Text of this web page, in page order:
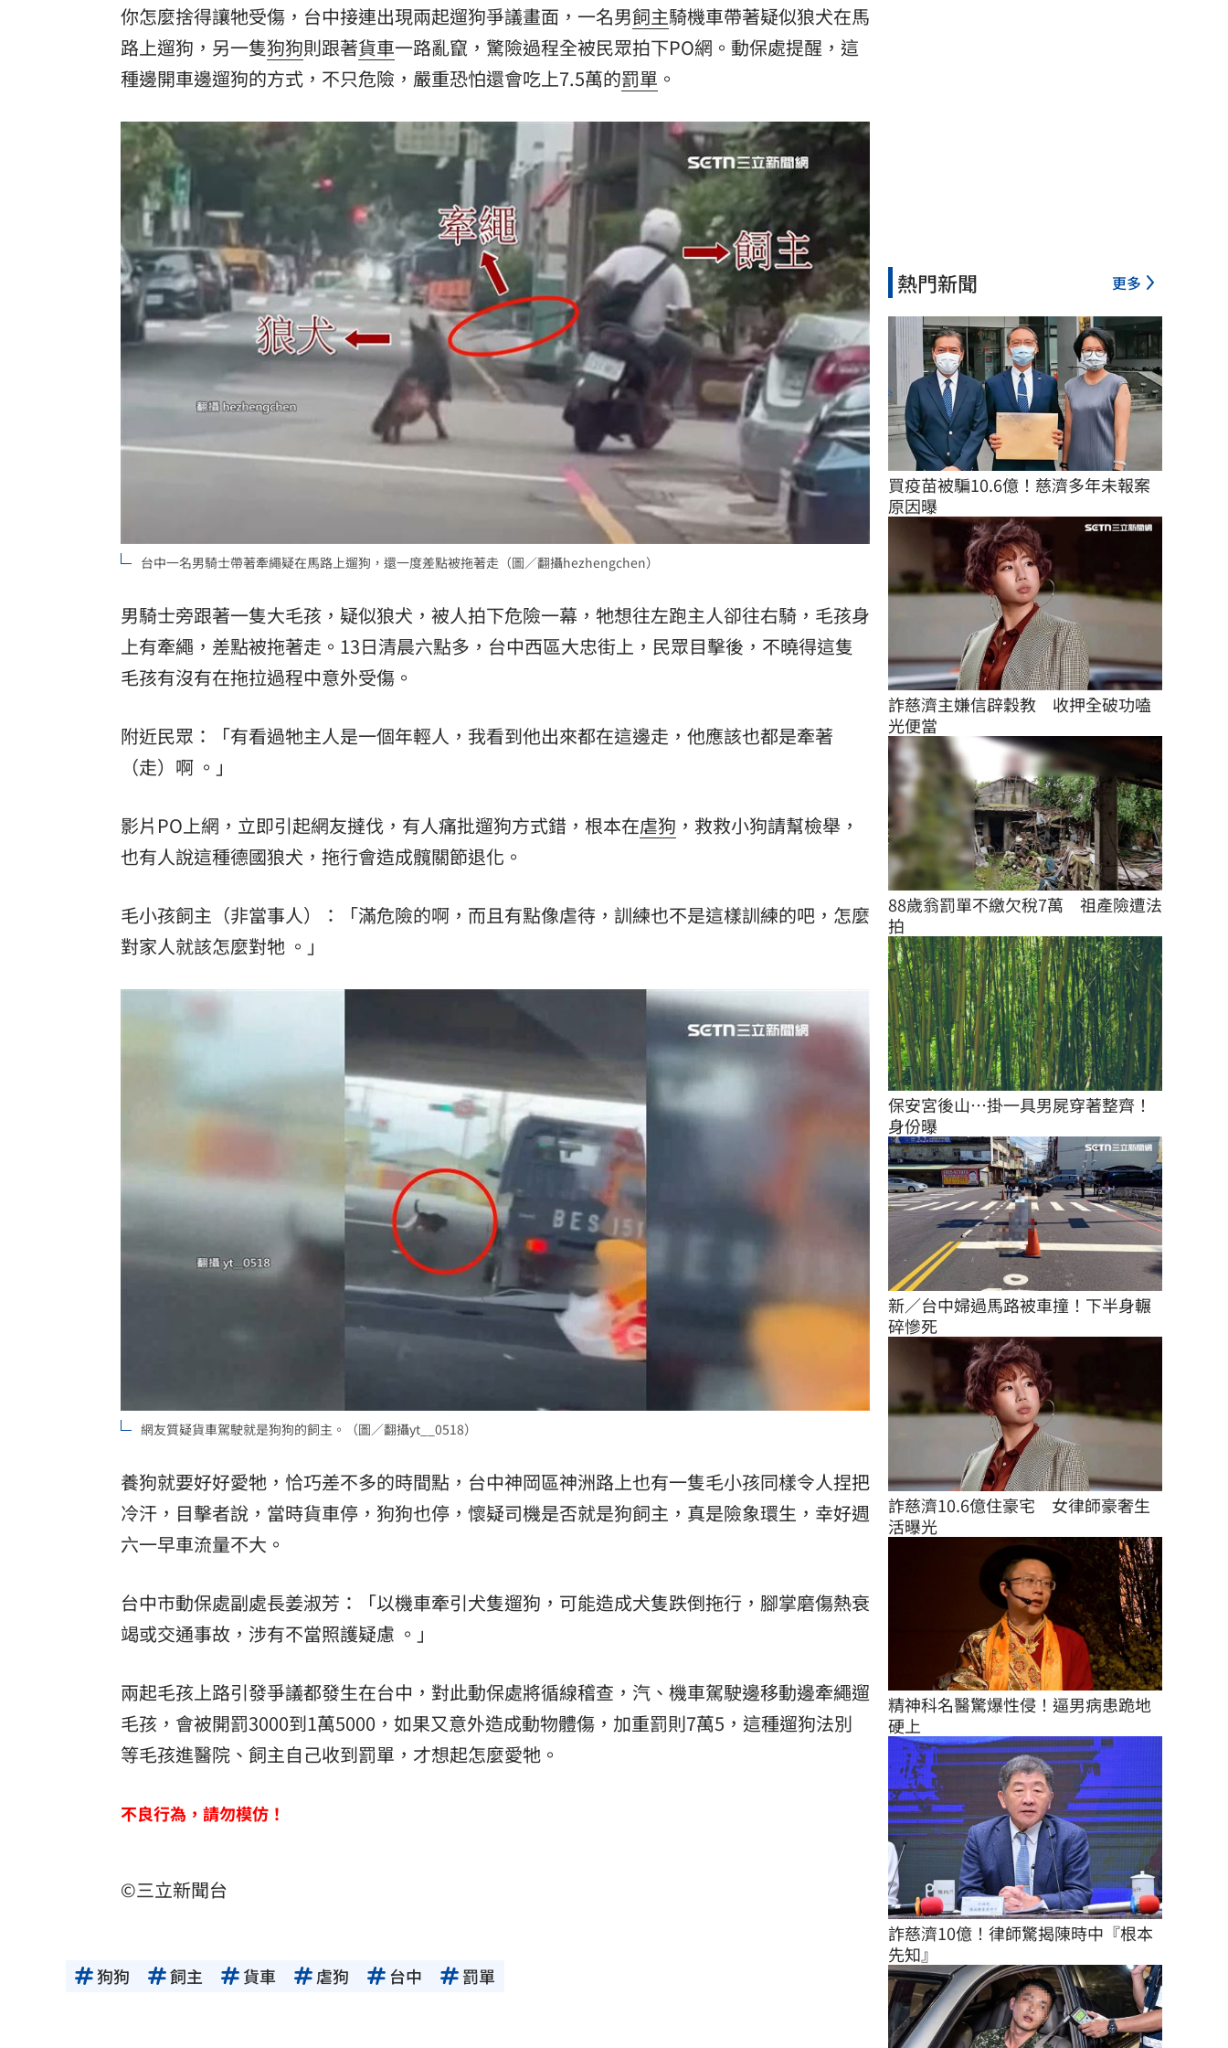
8國球員齊聚高雄 Formosa 7s掀足球熱潮 10:00
理想混蛋號召粉絲跨海追星吃美食！ 18:15
你怎麼捨得讓牠受傷，台中接連出現兩起遛狗爭議畫面，一名男飼主騎機車帶著疑似狼犬在馬
路上遛狗，另一隻狗狗則跟著貨車一路亂竄，驚險過程全被民眾拍下PO網。動保處提醒，這
種邊開車邊遛狗的方式，不只危險，嚴重恐怕還會吃上7.5萬的罰單 。
台中一名男騎士帶著牽繩疑在馬路上遛狗，還一度差點被拖著走（圖／翻攝hezhengchen）
男騎士旁跟著一隻大毛孩，疑似狼犬，被人拍下危險一幕，牠想往左跑主人卻往右騎，毛孩身
上有牽繩，差點被拖著走。13日清晨六點多，台中西區大忠街上，民眾目擊後，不曉得這隻
毛孩有沒有在拖拉過程中意外受傷。
附近民眾：「有看過牠主人是一個年輕人，我看到他出來都在這邊走，他應該也都是牽著
（走）啊 。」
影片PO上網，立即引起網友撻伐，有人痛批遛狗方式錯，根本在虐狗 ，救救小狗請幫檢舉，
也有人說這種德國狼犬，拖行會造成髖關節退化。
毛小孩飼主（非當事人）：「滿危險的啊，而且有點像虐待，訓練也不是這樣訓練的吧，怎麼
對家人就該怎麼對牠 。」
網友質疑貨車駕駛就是狗狗的飼主。（圖／翻攝yt__0518）
養狗就要好好愛牠，恰巧差不多的時間點，台中神岡區神洲路上也有一隻毛小孩同樣令人捏把
冷汗，目擊者說，當時貨車停，狗狗也停，懷疑司機是否就是狗飼主，真是險象環生，幸好週
六一早車流量不大。
台中市動保處副處長姜淑芳：「以機車牽引犬隻遛狗，可能造成犬隻跌倒拖行，腳掌磨傷熱衰
竭或交通事故，涉有不當照護疑慮 。」
兩起毛孩上路引發爭議都發生在台中，對此動保處將循線稽查，汽、機車駕駛邊移動邊牽繩遛
毛孩，會被開罰3000到1萬5000，如果又意外造成動物體傷，加重罰則7萬5，這種遛狗法別
等毛孩進醫院、飼主自己收到罰單，才想起怎麼愛牠。
不良行為，請勿模仿！
©三立新聞台
狗狗 飼主 貨車 虐狗 台中 罰單
熱門新聞 更多
買疫苗被騙10.6億！慈濟多年未報案
原因曝
詐慈濟主嫌信辟穀教　收押全破功嗑
光便當
88歲翁罰單不繳欠稅7萬　祖產險遭法
拍
保安宮後山…掛一具男屍穿著整齊！
身份曝
新／台中婦過馬路被車撞！下半身輾
碎慘死
詐慈濟10.6億住豪宅　女律師豪奢生
活曝光
精神科名醫驚爆性侵！逼男病患跪地
硬上
詐慈濟10億！律師驚揭陳時中『根本
先知』